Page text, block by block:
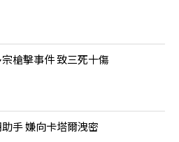
槍擊事件 致三死十傷
手 嫌向卡塔爾洩密